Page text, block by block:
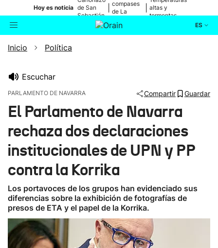
Hoy es noticia de San
Sebastián
compases
de La
altas y
tormentas
ES
Buscador
Ikusmiran
Eguraldia
Inicio Política
Escuchar
PARLAMENTO DE NAVARRA Compartir Guardar
El Parlamento de Navarra
rechaza dos declaraciones
institucionales de UPN y PP
contra la Korrika
Los portavoces de los grupos han evidenciado sus
diferencias sobre la exhibición de fotografías de
presos de ETA y el papel de la Korrika.